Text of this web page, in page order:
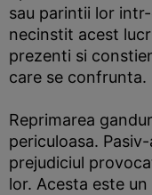
sau parintii lor
necinstit acest
prezenti si
care se confrunta.
Reprimarea
periculoasa.
prejudiciul
lor. Acesta este